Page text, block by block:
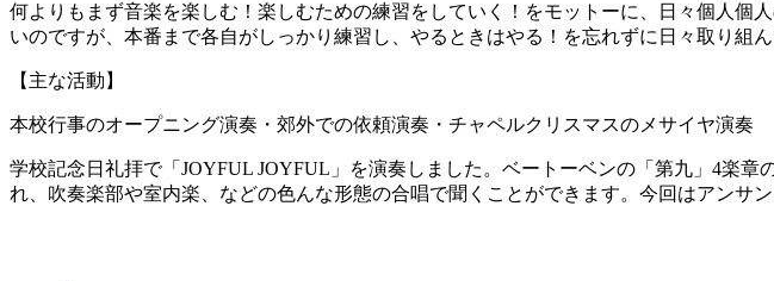
何よりもまず音楽を楽しむ！楽しむための練習をしていく！をモットーに、日々個人個
いのですが、本番まで各自がしっかり練習し、やるときはやる！を忘れずに日々取り組
【主な活動】
本校行事のオープニング演奏・郊外での依頼演奏・チャペルクリスマスのメサイヤ演奏
学校記念日礼拝で「JOYFUL JOYFUL」を演奏しました。ベートーベンの「第九」4楽
れ、吹奏楽部や室内楽、などの色んな形態の合唱で聞くことができます。今回はアンサ